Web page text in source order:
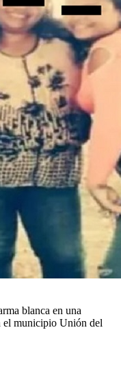
blanca en una
el municipio Unión del